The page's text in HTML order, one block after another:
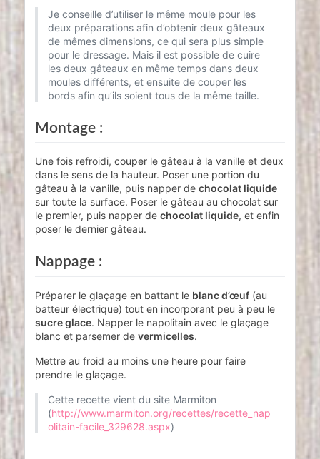
Je conseille d’utiliser le même moule pour les
deux préparations afin d’obtenir deux gâteaux
de mêmes dimensions, ce qui sera plus simple
pour le dressage. Mais il est possible de cuire
les deux gâteaux en même temps dans deux
moules différents, et ensuite de couper les
bords afin qu’ils soient tous de la même taille.
Montage :
Une fois refroidi, couper le gâteau à la vanille et deux
dans le sens de la hauteur. Poser une portion du
gâteau à la vanille, puis napper de chocolat liquide
sur toute la surface. Poser le gâteau au chocolat sur
le premier, puis napper de chocolat liquide, et enfin
poser le dernier gâteau.
Nappage :
Préparer le glaçage en battant le blanc d’œuf (au
batteur électrique) tout en incorporant peu à peu le
sucre glace. Napper le napolitain avec le glaçage
blanc et parsemer de vermicelles.
Mettre au froid au moins une heure pour faire
prendre le glaçage.
Cette recette vient du site Marmiton
(http://www.marmiton.org/recettes/recette_nap
olitain-facile_329628.aspx)